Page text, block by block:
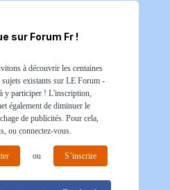
sur Forum Fr !
à découvrir les centaines
existants sur LE Forum -
y participer ! L'inscription,
également de diminuer le
de publicités. Pour cela,
ou connectez-vous.
ou S’inscrire